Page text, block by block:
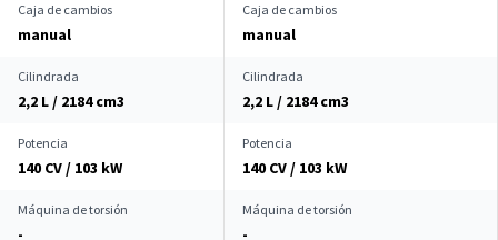
Caja de cambios
manual
Caja de cambios
manual
Cilindrada
2,2 L / 2184 cm3
Cilindrada
2,2 L / 2184 cm3
Potencia
140 CV / 103 kW
Potencia
140 CV / 103 kW
Máquina de torsión
-
Máquina de torsión
-